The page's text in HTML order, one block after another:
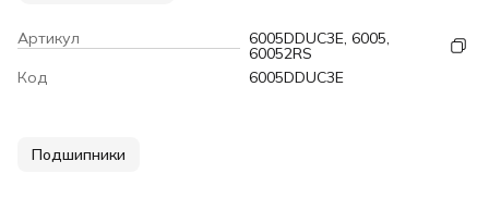
Артикул 6005DDUC3E, 6005,
60052RS
Код
6005DDUC3E
Подшипники